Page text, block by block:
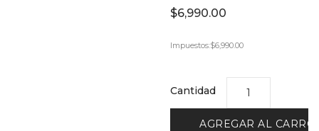
$6,990.00
Impuestos:$6,990.00
Cantidad
AGREGAR AL CARRO